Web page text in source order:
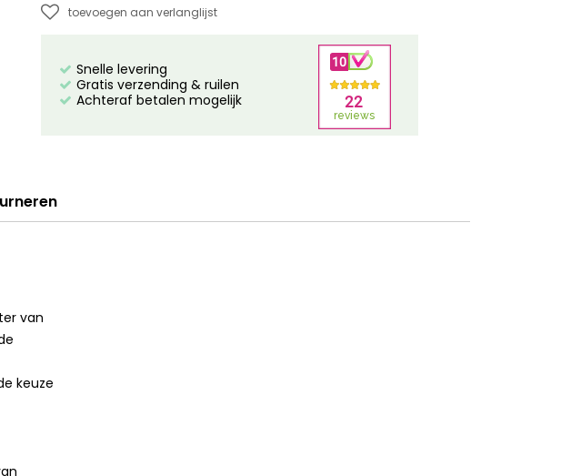
toevoegen aan verlanglijst
Snelle levering
Gratis verzending & ruilen
Achteraf betalen mogelijk
van
keuze